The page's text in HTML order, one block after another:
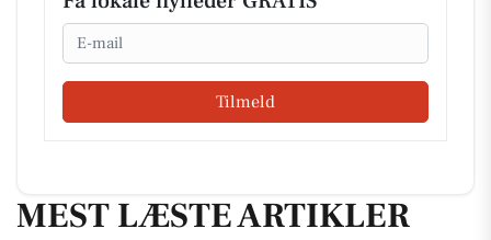
Email
Tilmeld
MEST LÆSTE ARTIKLER